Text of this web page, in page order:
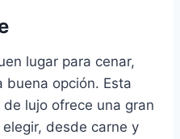
lugar para cenar,
buena opción. Esta
lujo ofrece una gran
desde carne y